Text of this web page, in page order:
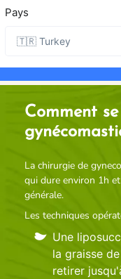
Comment
La chirurgie de
qui dure environ 1h
générale.
Les techniques
Une
la graisse
retirer